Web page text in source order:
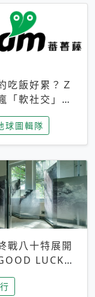
吃飯好累？Ｚ
「軟社交」
作課、品鑑
共同體驗真正
球圖輯隊
戰八十特展開
LUCK骨
看見80年島嶼